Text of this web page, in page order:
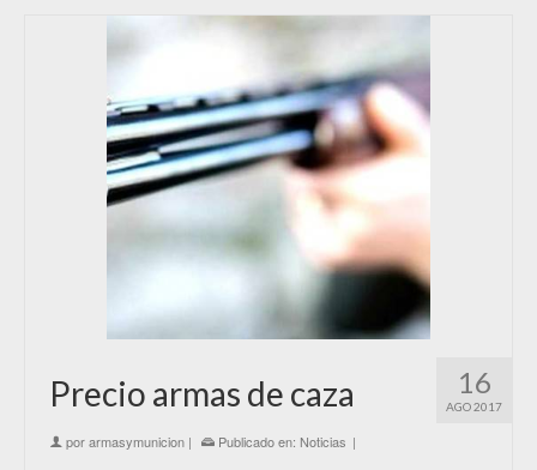
16
AGO 2017
Precio armas de caza
porarmasymunicion | Publicado en: Noticias |